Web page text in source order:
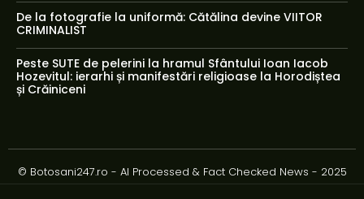
De la fotografie la uniformă: Cătălina devine VIITOR
CRIMINALIST
Peste SUTE de pelerini la hramul Sfântului Ioan Iacob
Hozevitul: ierarhi și manifestări religioase la Horodiștea
și Crăiniceni
© Botosani247.ro - AI Processed & Fact Checked News - 2025